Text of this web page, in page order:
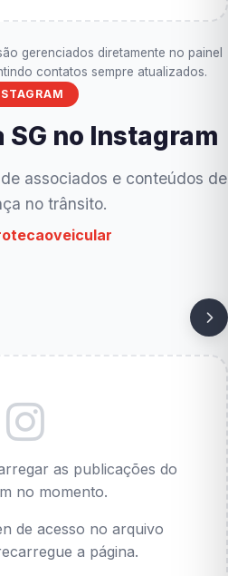
gerenciados diretamente no painel
contatos sempre atualizados.
no Instagram
associados e conteúdos de
no trânsito.
as publicações do
no momento.
de acesso no arquivo
a página.